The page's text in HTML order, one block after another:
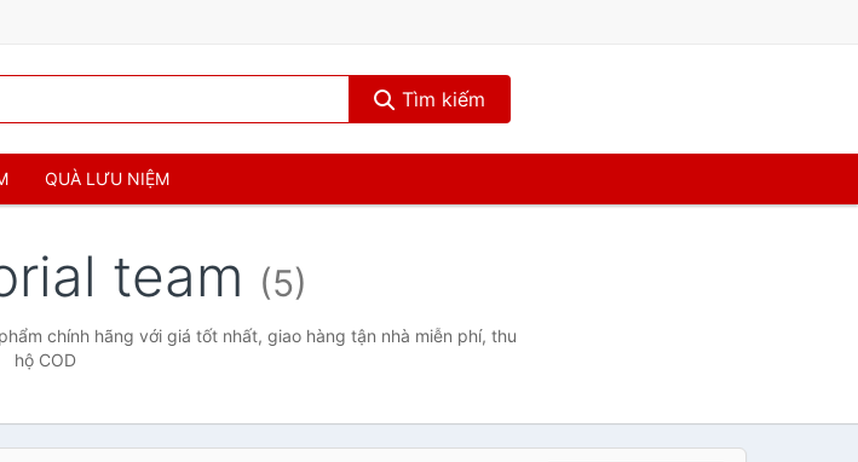
Tìm kiếm
QUÀ LƯU NIỆM
team (5)
chính hãng với giá tốt nhất, giao hàng tận nhà miễn phí, thu
hộ COD